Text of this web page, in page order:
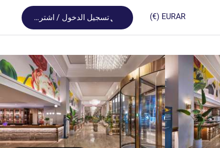
AR
EUR
(€)
Loading...
تسجيل الدخول / اشترك